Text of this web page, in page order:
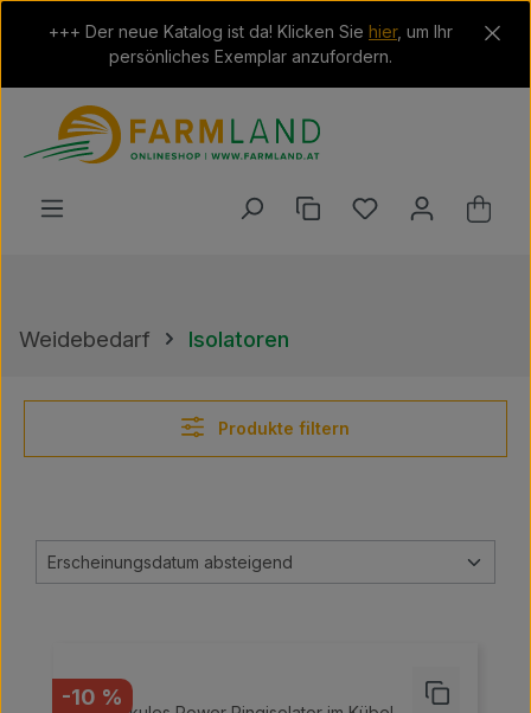
Zum Hauptinhalt springen
+++ Der neue Katalog ist da! Klicken Sie hier, um Ihr
persönliches Exemplar anzufordern.
Du hast 0
Weidebedarf Isolatoren
Produkte filtern
Rabatt
-10 %